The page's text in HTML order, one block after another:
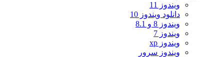
ویندوز 11
دانلود ویندوز 10
ویندوز 8 و 8.1
ویندوز 7
ویندوز xp
ویندوز سرور